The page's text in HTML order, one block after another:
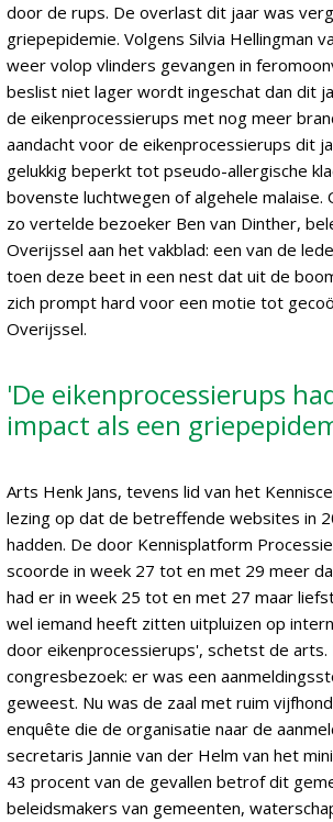
door de rups. De overlast dit jaar was
griepepidemie. Volgens Silvia Hellingman
weer volop vlinders gevangen in
beslist niet lager wordt ingeschat dan dit
de eikenprocessierups met nog meer
aandacht voor de eikenprocessierups dit
gelukkig beperkt tot pseudo-allergische
bovenste luchtwegen of algehele
zo vertelde bezoeker Ben van Dinther,
Overijssel aan het vakblad: een van de
toen deze beet in een nest dat uit de
zich prompt hard voor een motie tot
Overijssel.
'De eikenprocessierups
impact als een
Arts Henk Jans, tevens lid van het
lezing op dat de betreffende websites in
hadden. De door Kennisplatform
scoorde in week 27 tot en met 29 meer
had er in week 25 tot en met 27 maar
wel iemand heeft zitten uitpluizen op
door eikenprocessierups', schetst de
congresbezoek: er was een
geweest. Nu was de zaal met ruim
enquête die de organisatie naar de
secretaris Jannie van der Helm van het
43 procent van de gevallen betrof dit
beleidsmakers van gemeenten,